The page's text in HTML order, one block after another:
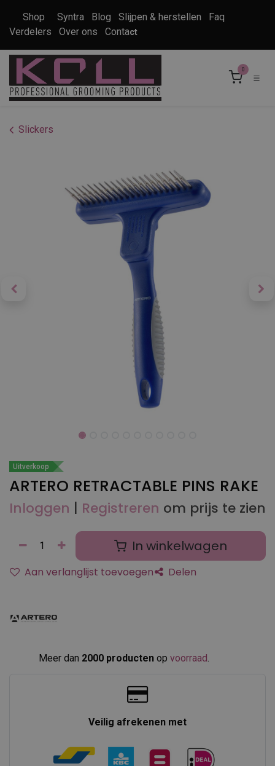
Shop Syntra Blog Slijpen & herstellen
Faq
Verdelers
Over ons Contact
0
Slickers
Uitverkoop
ARTERO RETRACTABLE PINS RAKE
Inloggen | Registreren om prijs te zien
In winkelwagen
Aan verlanglijst toevoegen Delen
Meer dan 2000 producten op voorraad
Veilig afrekenen met